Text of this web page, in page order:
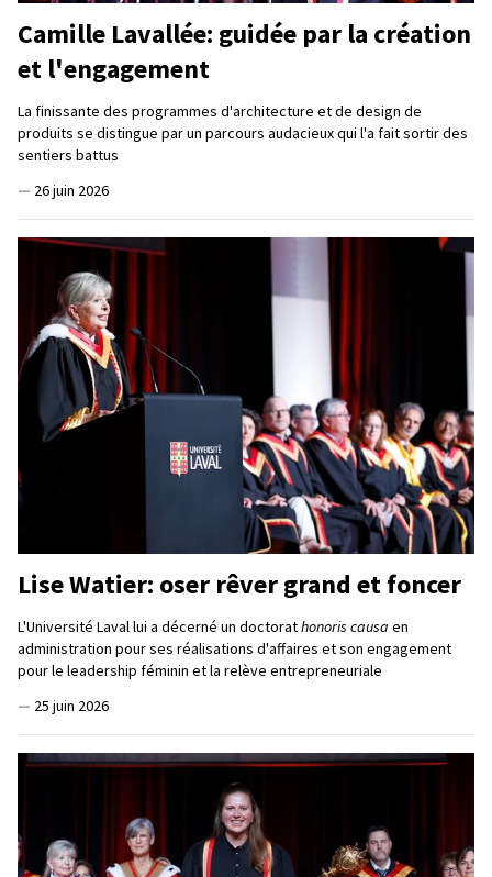
Camille Lavallée: guidée par la création
et l'engagement
La finissante des programmes d'architecture et de design de
produits se distingue par un parcours audacieux qui l'a fait sortir des
sentiers battus
— 26 juin 2026
Lise Watier: oser rêver grand et foncer
L'Université Laval lui a décerné un doctorathonoris causa en
administration pour ses réalisations d'affaires et son engagement
pour le leadership féminin et la relève entrepreneuriale
— 25 juin 2026